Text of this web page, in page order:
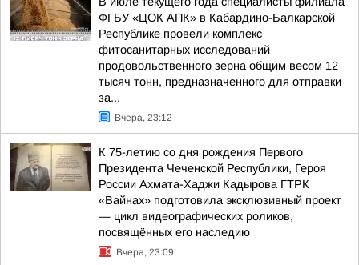
ФГБУ «ЦОК АПК» в Кабардино-Балкарской
Республике провели комплекс
фитосанитарных исследований
продовольственного зерна общим весом 12
тысяч тонн, предназначенного для отправки
за...
Вчера, 23:12
К 75-летию со дня рождения Первого
Президента Чеченской Республики, Героя
России Ахмата-Хаджи Кадырова ГТРК
«Вайнах» подготовила эксклюзивный проект
— цикл видеографических роликов,
посвящённых его наследию
Вчера, 23:09